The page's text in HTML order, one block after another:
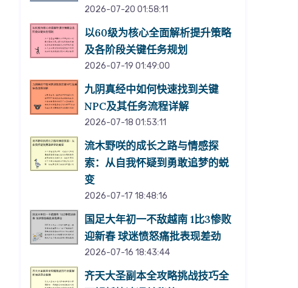
2026-07-20 01:58:11
以60级为核心全面解析提升策略
及各阶段关键任务规划
2026-07-19 01:49:00
九阴真经中如何快速找到关键
NPC及其任务流程详解
2026-07-18 01:53:11
流木野咲的成长之路与情感探
索：从自我怀疑到勇敢追梦的蜕
变
2026-07-17 18:48:16
国足大年初一不敌越南 1比3惨败
迎新春 球迷愤怒痛批表现差劲
2026-07-16 18:43:44
齐天大圣副本全攻略挑战技巧全